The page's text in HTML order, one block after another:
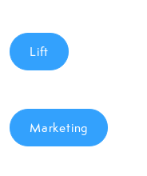
Lift
Marketing